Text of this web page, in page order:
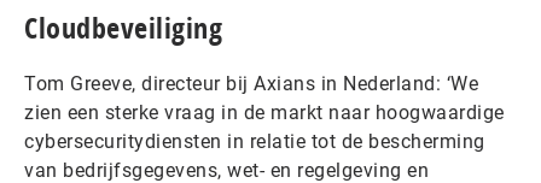
Cloudbeveiliging
Tom Greeve, directeur bij Axians in Nederland: ‘We
zien een sterke vraag in de markt naar hoogwaardige
cybersecuritydiensten in relatie tot de bescherming
van bedrijfsgegevens, wet- en regelgeving en